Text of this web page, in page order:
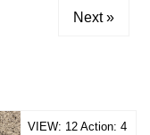
Next »
VIEW: 12 Action: 4